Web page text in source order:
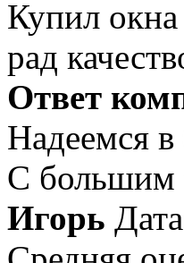
Купил
рад
Ответ
Надеемся
С большим
Игорь